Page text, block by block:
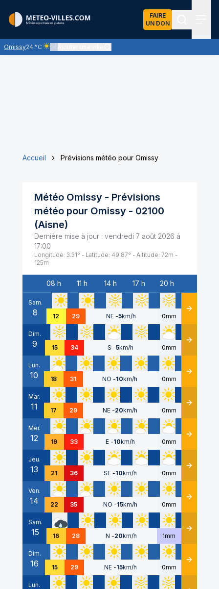
FAIRE
UN DON
Omissy24 °C
Ciel clair - quasiment pas de nuages et un soleil omniprésent
Accueil Prévisions météo pour Omissy
Météo Omissy- Prévisions
météo pour Omissy- 02100
(Aisne)
Dernière mise à jour : vendredi 7 août 2026 à
17:00
Longitude: 3.31° - Latitude: 49.87° - Altitude: 72m -
125m
Date
08 h 11 h 14 h 17 h 20 h
Sam.
8 12 29 NE -5km/h 0mm Détails
Dim.
9 15 34 S -5km/h 0mm Détails
Lun.
10 18 31 NO -10km/h 0mm Détails
Mar.
11 17 29 NE -20km/h 0mm Détails
Mer.
12 19 33 E -10km/h 0mm Détails
Jeu.
13 21 36 SE -10km/h 0mm Détails
Ven.
14 22 35 NO -15km/h 0mm Détails
Sam.
15 16 28 N -20km/h 1mm Détails
Dim.
16 15 29 NE -15km/h 0mm Détails
Lun.